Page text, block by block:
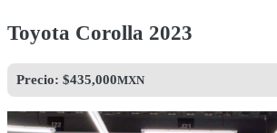
Toyota Corolla 2023
Precio: $435,000MXN